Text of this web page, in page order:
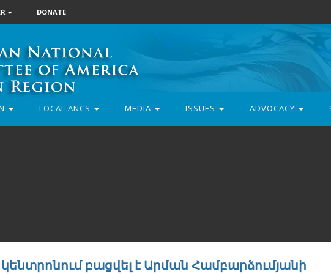
DONATE
LOCAL ANCS MEDIA ISSUES ADVOCACY
բացվել է Արման Համբարձումյանի